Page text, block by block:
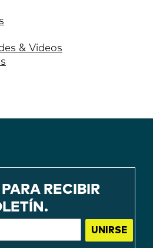
& Videos
RECIBIR
UNIRSE